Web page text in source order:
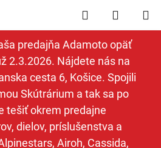
predajňa Adamoto opäť
2.3.2026. Nájdete nás na
cesta 6, Košice. Spojili
Skútrárium a tak sa po
tešiť okrem predajne
dielov, príslušenstva a
Airoh, Cassida,
Hľadať
KOŠÍK